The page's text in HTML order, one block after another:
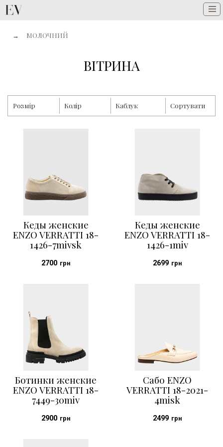
→ МОЛОЧНИЙ
ВІТРИНА
Розмір Колір Каблук Сортувати
Кеды женские
ENZO VERRATTI 18-
1426-7mivsk
2700 грн
Кеды женские
ENZO VERRATTI 18-
1426-1miv
2699 грн
Ботинки женские
ENZO VERRATTI 18-
7449-30miv
2900 грн
Сабо ENZO
VERRATTI 18-2021-
4misk
2499 грн